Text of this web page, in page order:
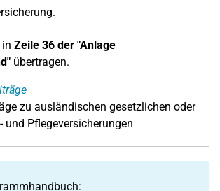
Zeile 36 der "Anlage
übertragen.
zu ausländischen gesetzlichen oder
und Pflegeversicherungen